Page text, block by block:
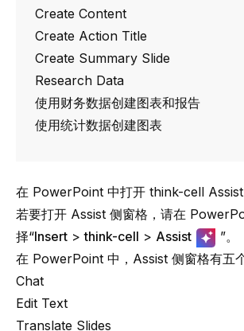
Create Content
Create Action Title
Create Summary Slide
Research Data
使用财务数据创建图表和报告
使用统计数据创建图表
在 PowerPoint 中打开 think-cell Assist
若要打开 Assist 侧窗格，请在
择“Insert >think-cell > Assist
”。
在 PowerPoint 中，Assist 侧窗格有五
Chat
Edit Text
Translate Slides